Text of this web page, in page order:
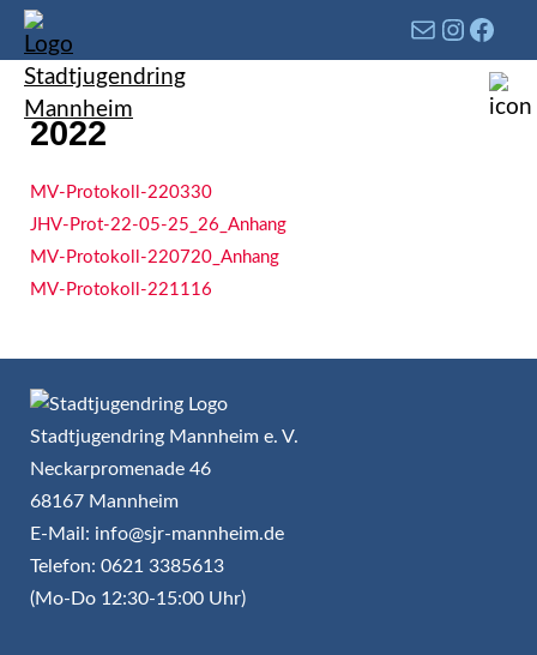
2022
MV-Protokoll-220330
JHV-Prot-22-05-25_26_Anhang
MV-Protokoll-220720_Anhang
MV-Protokoll-221116
Stadtjugendring Mannheim e. V.
Neckarpromenade 46
68167 Mannheim
E-Mail: info@sjr-mannheim.de
Telefon: 0621 3385613
(Mo-Do 12:30-15:00 Uhr)